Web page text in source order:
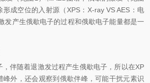
成空位的入射源（XPS：X-ray VS AES：电
发产生俄歇电子的过程和俄歇电子能量都是一
，伴随着退激发过程产生俄歇电子，所以在XP
峰外，还会观察到俄歇伴峰，可能干扰元素识